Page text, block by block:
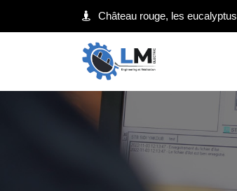
Château rouge, les eucalyptus